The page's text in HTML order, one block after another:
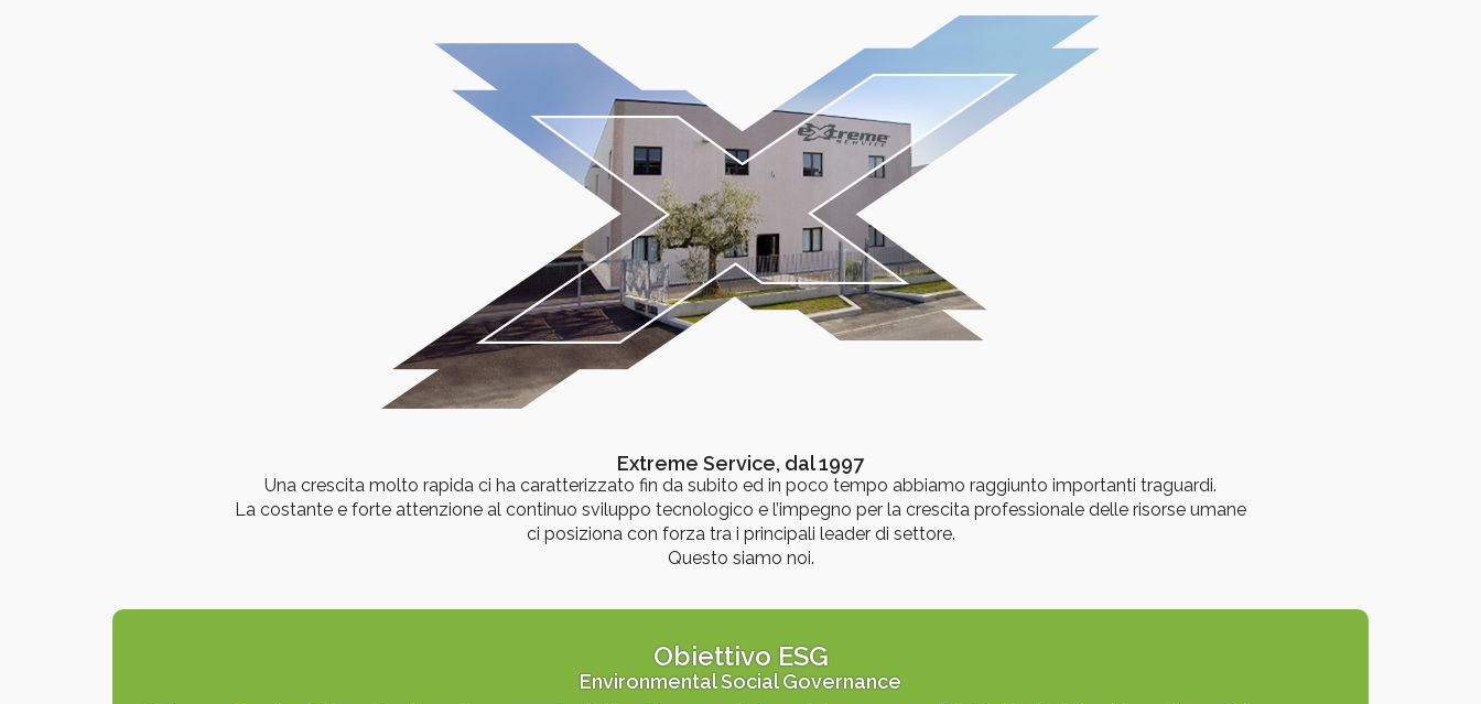
Extreme Service, dal 1997
Una crescita molto rapida ci ha caratterizzato fin da subito ed in poco tempo abbiamo raggiunto importanti traguardi.
La costante e forte attenzione al continuo sviluppo tecnologico e l’impegno per la crescita professionale delle risorse umane
ci posiziona con forza tra i principali leader di settore.
Questo siamo noi.
Obiettivo ESG
Environmental Social Governance